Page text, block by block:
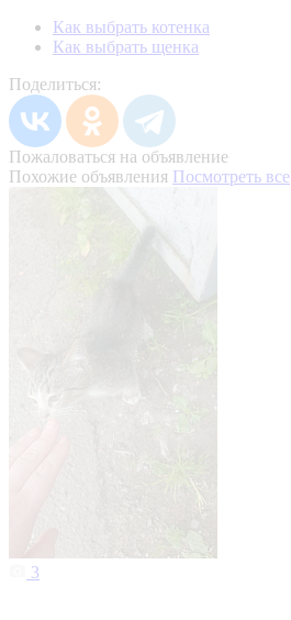
Как выбрать котенка
Как выбрать щенка
Поделиться:
Пожаловаться на объявление
Похожие объявления Посмотреть все
3